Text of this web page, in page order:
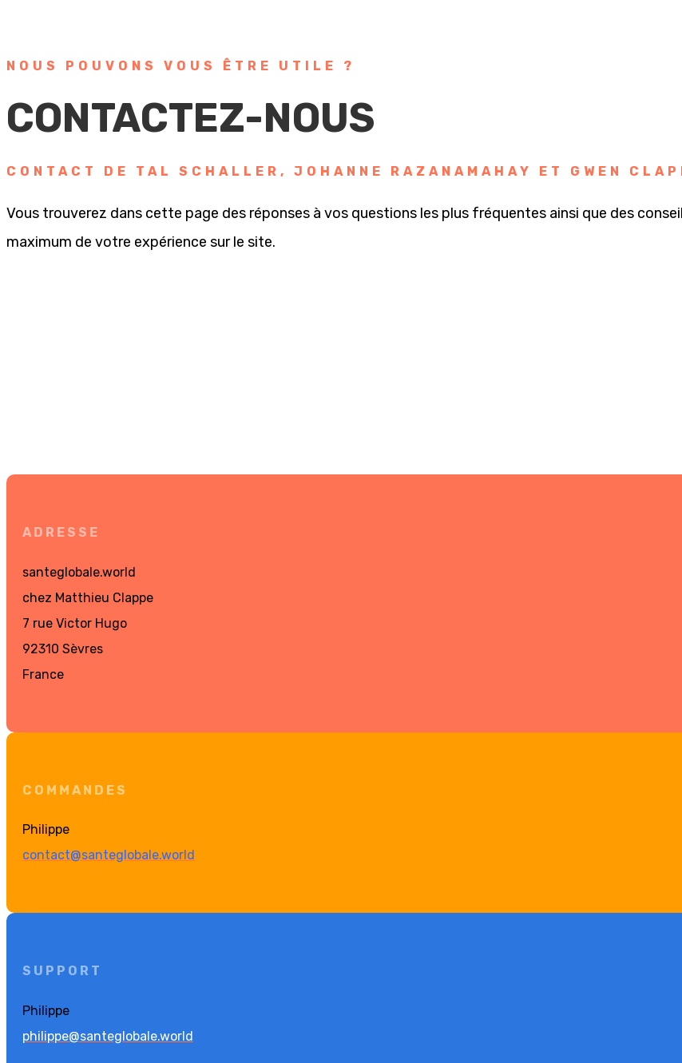
NOUS POUVONS VOUS ÊTRE UTILE ?
CONTACTEZ-NOUS
CONTACT DE TAL SCHALLER , JOHANNE RAZANAMAHAY ET GWEN
Vous trouverez dans cette page des réponses à vos questions les plus fréquentes ainsi que des
maximum de votre expérience sur le site.
ADRESSE
santeglobale.world
chez Matthieu Clappe
7 rue Victor Hugo
92310 Sèvres
France
COMMANDES
Philippe
contact@santeglobale.world
SUPPORT
Philippe
philippe@santeglobale.world